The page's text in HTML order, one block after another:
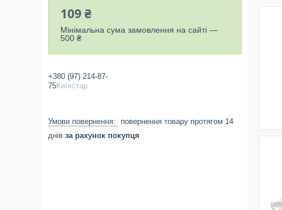
109 ₴
Мінімальна сума замовлення на сайті —
500 ₴
+380 (97) 214-87-
75Київстар
повернення товару протягом 14
днів за рахунок покупця